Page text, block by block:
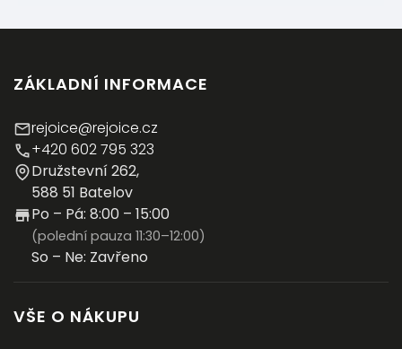
ZÁKLADNÍ INFORMACE
rejoice@rejoice.cz
+420 602 795 323
Družstevní 262,
588 51 Batelov
Po – Pá: 8:00 – 15:00
(polední pauza 11:30–12:00)
So – Ne: Zavřeno
VŠE O NÁKUPU